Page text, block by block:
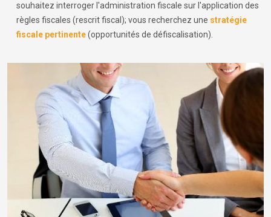
souhaitez interroger l'administration fiscale sur l'application des
règles fiscales (rescrit fiscal); vous recherchez une stratégie
fiscale pertinente(opportunités de défiscalisation).